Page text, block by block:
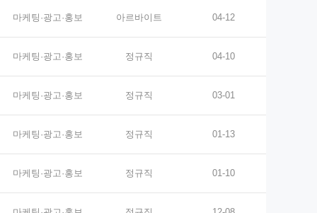
마케팅·광고·홍보 아르바이트 04-12
마케팅·광고·홍보 정규직 04-10
마케팅·광고·홍보 정규직 03-01
마케팅·광고·홍보 정규직 01-13
마케팅·광고·홍보 정규직 01-10